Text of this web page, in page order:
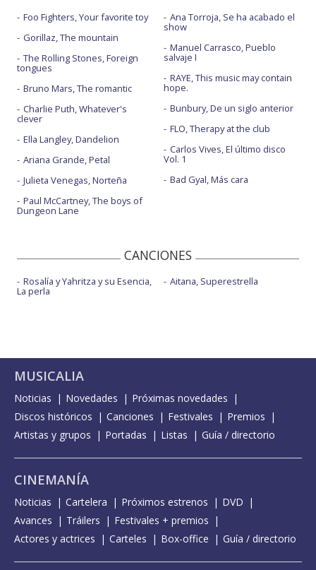
Foo Fighters, Your favorite toy
Gorillaz, The mountain
The Rolling Stones, Foreign
tongues
Bruno Mars, The romantic
Charlie Puth, Whatever's
clever
Ella Langley, Dandelion
Ariana Grande, Petal
Julieta Venegas, Norteña
Paul McCartney, The boys of
Dungeon Lane
Ana Torroja, Se ha acabado el
show
Manuel Carrasco, Pueblo
salvaje I
RAYE, This music may contain
hope.
Bunbury, De un siglo anterior
FLO, Therapy at the club
Carlos Vives, El último disco
Vol. 1
Bad Gyal, Más cara
CANCIONES
Rosalía y Yahritza y su Esencia,
La perla
Aitana, Superestrella
MUSICALIA
Noticias Novedades
Próximas novedades
Discos históricos
Canciones Festivales
Premios
Artistas y grupos
Portadas Listas Guía / directorio
CINEMANÍA
Noticias Cartelera Próximos estrenos
DVD
Avances
Tráilers
Festivales + premios
Actores y actrices
Carteles Box-office Guía / directorio